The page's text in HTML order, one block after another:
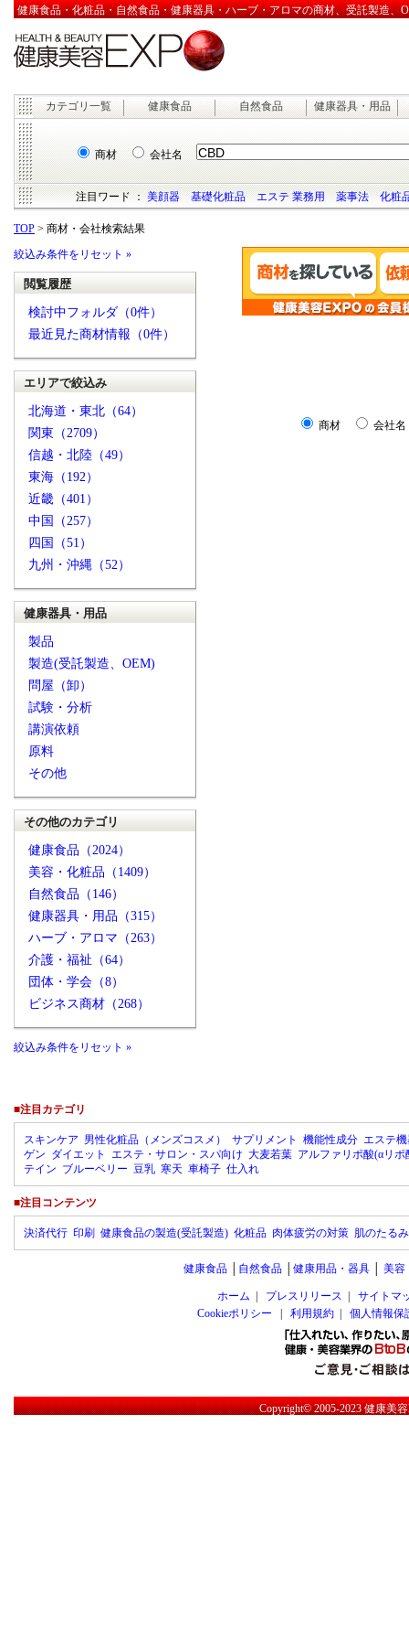
健康食品・化粧品・自然食品・健康器具・ハーブ・アロマの商材、受託製造、
カテゴリ一覧 健康食品 自然食品 健康器具・用品
商材 会社名
注目ワード ：美顔器 基礎化粧品 エステ 業務用 薬事法 化粧
TOP > 商材・会社検索結果
絞込み条件をリセット »
閲覧履歴
検討中フォルダ（0件）
最近見た商材情報（0件）
エリアで絞込み
北海道・東北（64）
関東（2709）
信越・北陸（49）
東海（192）
近畿（401）
中国（257）
四国（51）
九州・沖縄（52）
健康器具・用品
製品
製造(受託製造、OEM)
問屋（卸）
試験・分析
講演依頼
原料
その他
その他のカテゴリ
健康食品（2024）
美容・化粧品（1409）
自然食品（146）
健康器具・用品（315）
ハーブ・アロマ（263）
介護・福祉（64）
団体・学会（8）
ビジネス商材（268）
絞込み条件をリセット »
商材 会社名
■注目カテゴリ
スキンケア 男性化粧品（メンズコスメ） サプリメント 機能性成分 エステ
ゲン ダイエット エステ・サロン・スパ向け 大麦若葉 アルファリポ酸(αリポ
テイン ブルーベリー 豆乳 寒天 車椅子 仕入れ
■注目コンテンツ
決済代行 印刷 健康食品の製造(受託製造) 化粧品 肉体疲労の対策 肌のたる
健康食品│ 自然食品│ 健康用品・器具│ 美容
ホーム プレスリリース
サイトマ
Cookieポリシー
利用規約| 個人情報保
Copyright© 2005-2023健康美